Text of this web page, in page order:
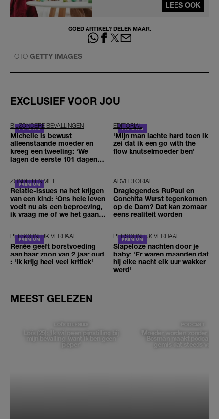
LEES OOK
GOED ARTIKEL? DELEN MAAR.
FOTO GETTY IMAGES
EXCLUSIEF VOOR JOU
BIJZONDERE BEVALLINGEN
Michelle is bewust
alleenstaande moeder en
kreeg een tweeling: ‘We
lagen de eerste 101 dagen in
EDITORIAL
'Mijn man lachte hard toen ik
zei dat ik een go with the
flow knutselmoeder ben'
ZONDER EN MET
Relatie-issues na het krijgen
van een kind: ‘Ons hele leven
voelt nu als een beproeving,
ik vraag me of we het gaan
ADVERTORIAL
Draglegendes RuPaul en
Conchita Wurst tegenkomen
op de Dam? Dat kan zomaar
eens realiteit worden
PERSOONLIJK VERHAAL
Renée geeft borstvoeding
aan haar zoon van 2 jaar oud
: 'Ik krijg heel veel kritiek'
PERSOONLIJK VERHAAL
Slapeloze nachten door je
baby: 'Er waren maanden dat
hij elke nacht elk uur wakker
werd'
MEEST GELEZEN
LOÏS IGLESIAS
Loïs (25): 'Ik wil geen pijnstilling bij
mijn bevalling, want ik ben geen
pieper'
PODCAST
'Moeder worden zonder
Bosman maakt podcast
gemis dat steeds